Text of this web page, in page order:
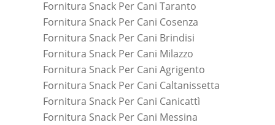
Fornitura Snack Per Cani Taranto
Fornitura Snack Per Cani Cosenza
Fornitura Snack Per Cani Brindisi
Fornitura Snack Per Cani Milazzo
Fornitura Snack Per Cani Agrigento
Fornitura Snack Per Cani Caltanissetta
Fornitura Snack Per Cani Canicattì
Fornitura Snack Per Cani Messina